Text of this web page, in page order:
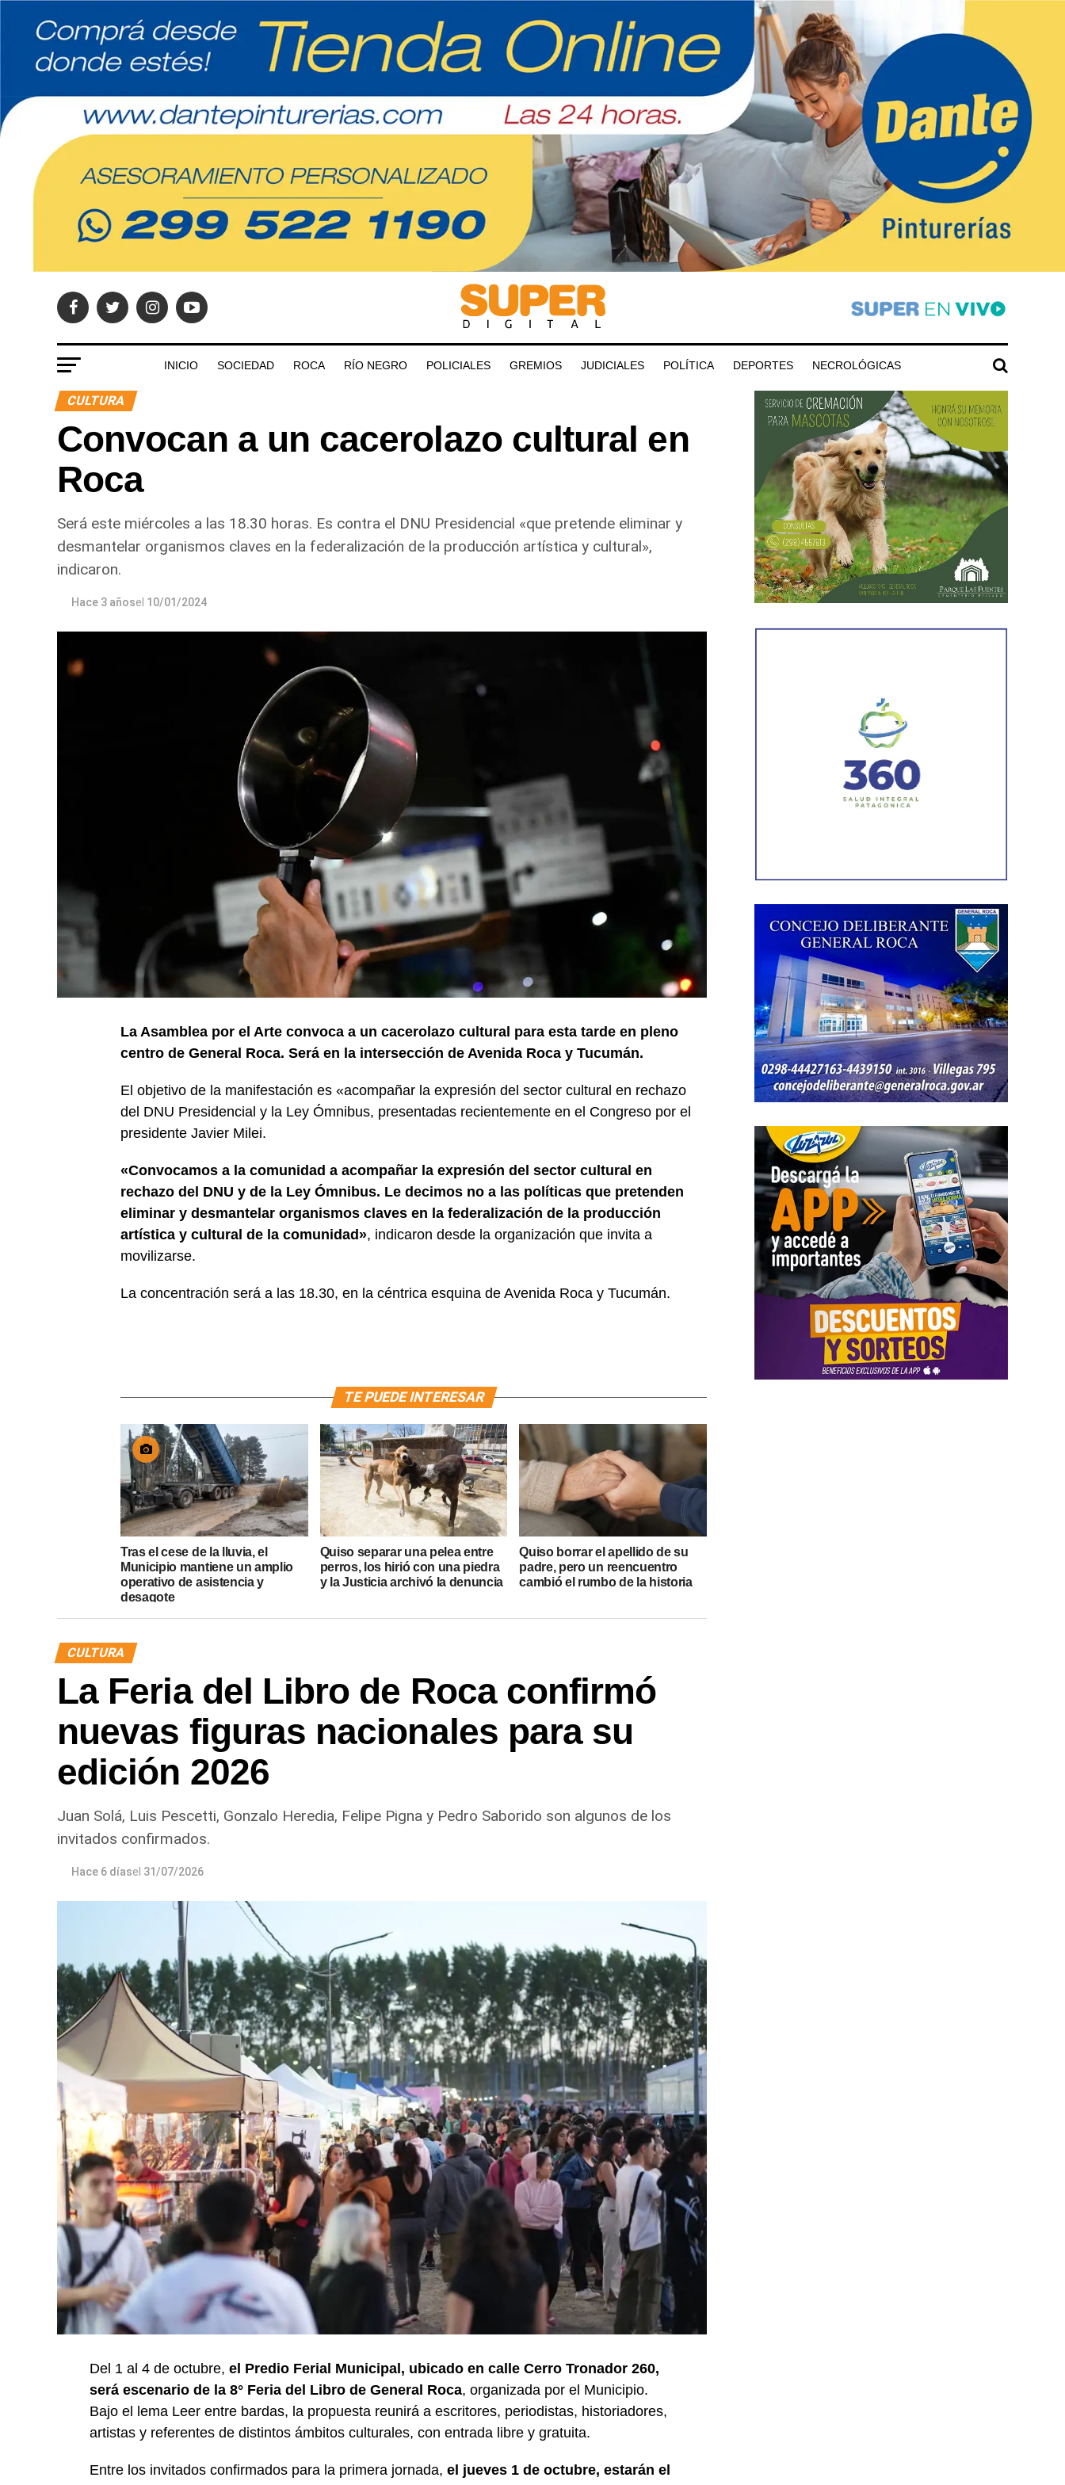
INICIO SOCIEDAD ROCA RÍO NEGRO POLICIALES GREMIOS JUDICIALES POLÍTICA DEPORTES NECROLÓGICAS
CULTURA
Convocan a un cacerolazo cultural en
Roca
Será este miércoles a las 18.30 horas. Es contra el DNU Presidencial «que pretende eliminar y
desmantelar organismos claves en la federalización de la producción artística y cultural»,
indicaron.
Hace 3 añosel 10/01/2024
La Asamblea por el Arte convoca a un cacerolazo cultural para esta tarde en pleno
centro de General Roca. Será en la intersección de Avenida Roca y Tucumán.
El objetivo de la manifestación es «acompañar la expresión del sector cultural en rechazo
del DNU Presidencial y la Ley Ómnibus, presentadas recientemente en el Congreso por el
presidente Javier Milei.
«Convocamos a la comunidad a acompañar la expresión del sector cultural en
rechazo del DNU y de la Ley Ómnibus. Le decimos no a las políticas que pretenden
eliminar y desmantelar organismos claves en la federalización de la producción
artística y cultural de la comunidad», indicaron desde la organización que invita a
movilizarse.
La concentración será a las 18.30, en la céntrica esquina de Avenida Roca y Tucumán.
TE PUEDE INTERESAR
Tras el cese de la lluvia, el
Municipio mantiene un amplio
operativo de asistencia y
desagote
Quiso separar una pelea entre
perros, los hirió con una piedra
y la Justicia archivó la denuncia
Quiso borrar el apellido de su
padre, pero un reencuentro
cambió el rumbo de la historia
CULTURA
La Feria del Libro de Roca confirmó
nuevas figuras nacionales para su
edición 2026
Juan Solá, Luis Pescetti, Gonzalo Heredia, Felipe Pigna y Pedro Saborido son algunos de los
invitados confirmados.
Hace 6 díasel 31/07/2026
Del 1 al 4 de octubre, el Predio Ferial Municipal, ubicado en calle Cerro Tronador 260,
será escenario de la 8° Feria del Libro de General Roca, organizada por el Municipio.
Bajo el lema Leer entre bardas, la propuesta reunirá a escritores, periodistas, historiadores,
artistas y referentes de distintos ámbitos culturales, con entrada libre y gratuita.
Entre los invitados confirmados para la primera jornada, el jueves 1 de octubre, estarán el